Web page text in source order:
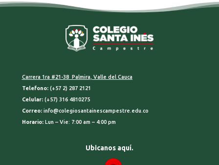
Carrera 1ra #21-38 Palmira, Valle del Cauca
Telefono:(+57 2) 287 2121
Celular:(+57) 316 4810275
Correo: info@colegiosantainescampestre.edu.co
Horario:Lun – Vie: 7:00 am – 4:00 pm
Ubicanos aquí.